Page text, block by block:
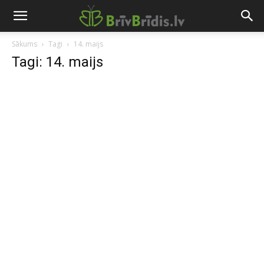
Sākums Tagi 14. maijs
Tagi: 14. maijs